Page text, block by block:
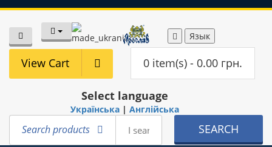
Язык
Search products SEARCH
View Cart 0 item(s) - 0.00 грн.
Select language
Українська| Англійська